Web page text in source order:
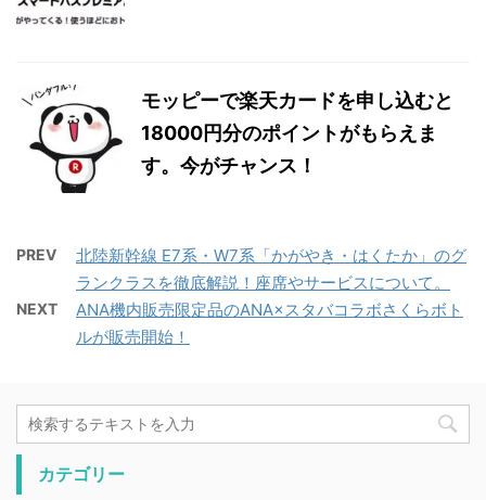
モッピーで楽天カードを申し込むと
18000円分のポイントがもらえま
す。今がチャンス！
PREV
北陸新幹線 E7系・W7系「かがやき・はくたか」のグ
ランクラスを徹底解説！座席やサービスについて。
NEXT
ANA機内販売限定品のANA×スタバコラボさくらボト
ルが販売開始！
カテゴリー